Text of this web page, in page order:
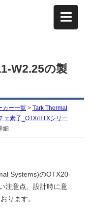
W2.25の製
カー一覧 > Tark Thermal
ェ素子_OTX/HTXシリー
細
Systems)のOTX20-
注意点、設計時に意
ります。